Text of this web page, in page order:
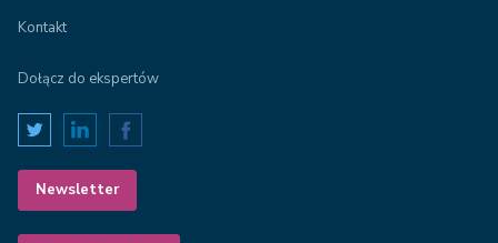
Kontakt
Dołącz do ekspertów
Newsletter